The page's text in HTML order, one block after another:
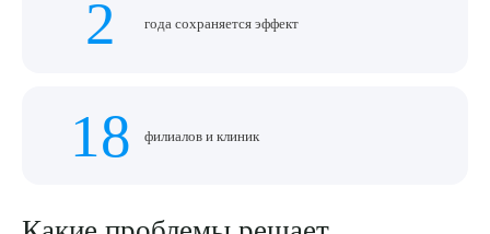
2 года сохраняется эффект
18 филиалов и клиник